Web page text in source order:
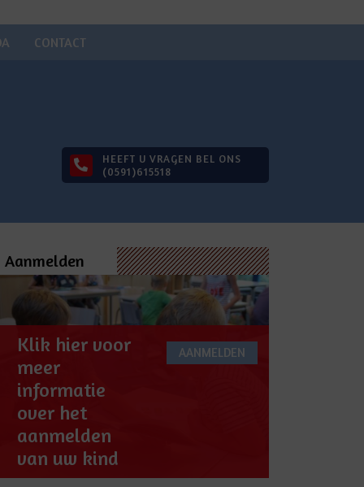
CONTACT
HEEFT U VRAGEN BEL ONS
(0591)615518
Aanmelden
Klik hier voor
meer
informatie
over het
aanmelden
van uw kind
AANMELDEN